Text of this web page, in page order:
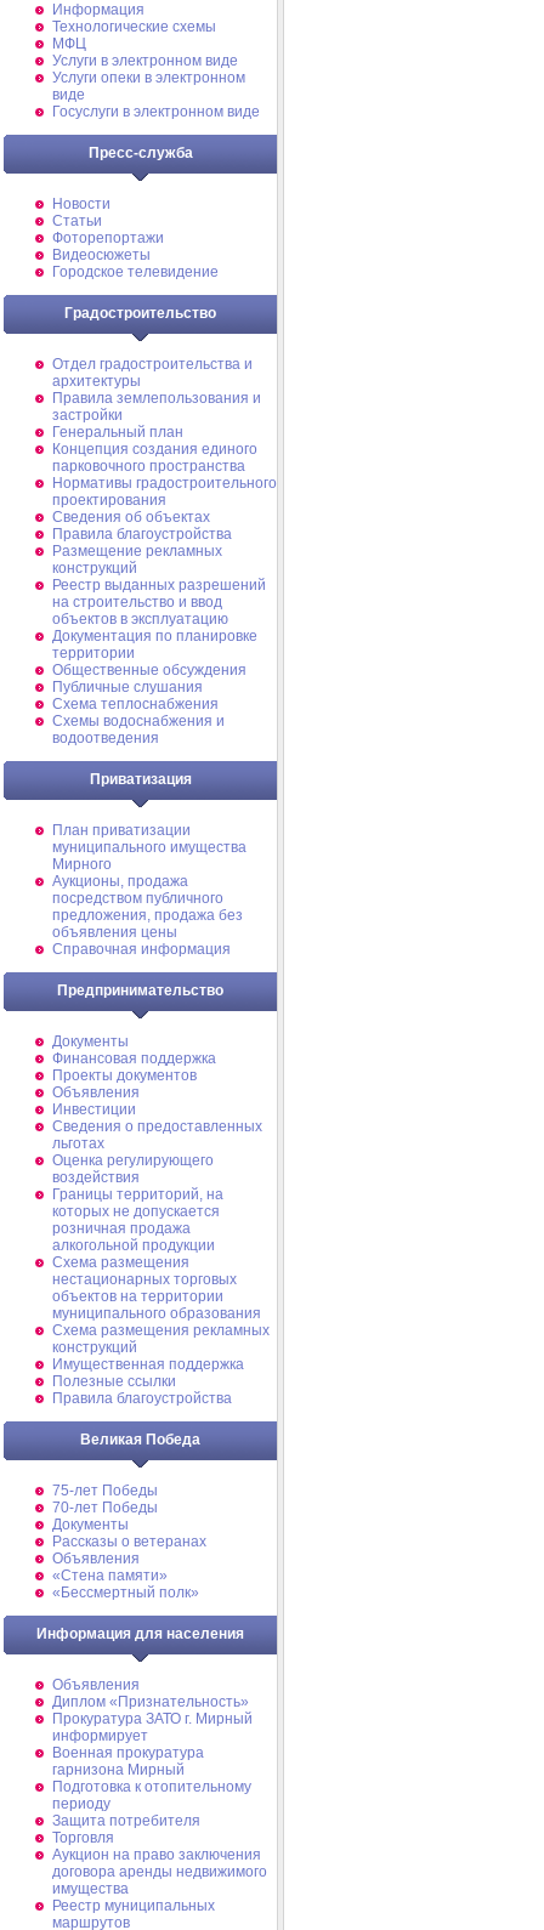
Информация
Технологические схемы
МФЦ
Услуги в электронном виде
Услуги опеки в электронном
виде
Госуслуги в электронном виде
Пресс-служба
Новости
Статьи
Фоторепортажи
Видеосюжеты
Городское телевидение
Градостроительство
Отдел градостроительства и
архитектуры
Правила землепользования и
застройки
Генеральный план
Концепция создания единого
парковочного пространства
Нормативы градостроительного
проектирования
Сведения об объектах
Правила благоустройства
Размещение рекламных
конструкций
Реестр выданных разрешений
на строительство и ввод
объектов в эксплуатацию
Документация по планировке
территории
Общественные обсуждения
Публичные слушания
Схема теплоснабжения
Схемы водоснабжения и
водоотведения
Приватизация
План приватизации
муниципального имущества
Мирного
Аукционы, продажа
посредством публичного
предложения, продажа без
объявления цены
Справочная информация
Предпринимательство
Документы
Финансовая поддержка
Проекты документов
Объявления
Инвестиции
Сведения о предоставленных
льготах
Оценка регулирующего
воздействия
Границы территорий, на
которых не допускается
розничная продажа
алкогольной продукции
Схема размещения
нестационарных торговых
объектов на территории
муниципального образования
Схема размещения рекламных
конструкций
Имущественная поддержка
Полезные ссылки
Правила благоустройства
Великая Победа
75-лет Победы
70-лет Победы
Документы
Рассказы о ветеранах
Объявления
«Стена памяти»
«Бессмертный полк»
Информация для населения
Объявления
Диплом «Признательность»
Прокуратура ЗАТО г. Мирный
информирует
Военная прокуратура
гарнизона Мирный
Подготовка к отопительному
периоду
Защита потребителя
Торговля
Аукцион на право заключения
договора аренды недвижимого
имущества
Реестр муниципальных
маршрутов